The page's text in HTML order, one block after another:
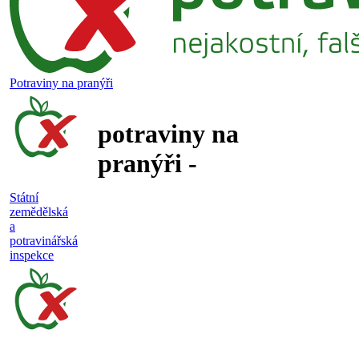
Potraviny na pranýři
potraviny na
pranýři -
Státní
zemědělská
a
potravinářská
inspekce